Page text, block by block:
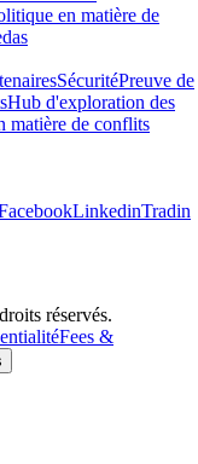
en matière de
SécuritéPreuve de
Hub d'exploration des
matière de conflits
LinkedinTradin
réservés.
Fees &